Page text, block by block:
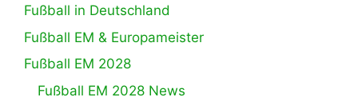
Fußball in Deutschland
Fußball EM & Europameister
Fußball EM 2028
Fußball EM 2028 News